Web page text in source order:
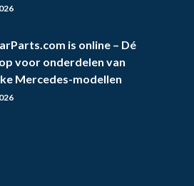
is online – Dé
voor onderdelen van
Mercedes-modellen